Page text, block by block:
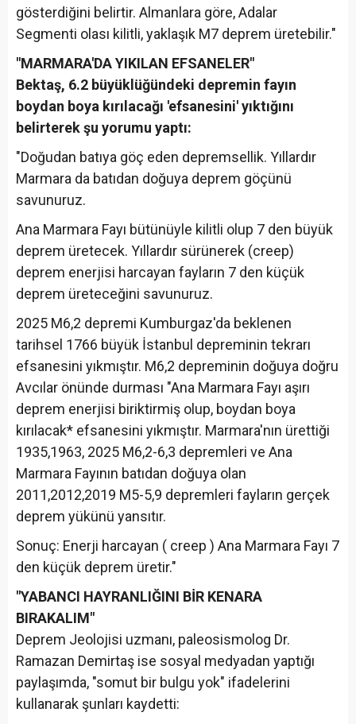
gösterdiğini belirtir. Almanlara göre, Adalar
Segmenti olası kilitli, yaklaşık M7 deprem üretebilir."
"MARMARA'DA YIKILAN EFSANELER"
Bektaş, 6.2 büyüklüğündeki depremin fayın
boydan boya kırılacağı 'efsanesini' yıktığını
belirterek şu yorumu yaptı:
"Doğudan batıya göç eden depremsellik. Yıllardır
Marmara da batıdan doğuya deprem göçünü
savunuruz.
Ana Marmara Fayı bütünüyle kilitli olup 7 den büyük
deprem üretecek. Yıllardır sürünerek (creep)
deprem enerjisi harcayan fayların 7 den küçük
deprem üreteceğini savunuruz.
2025 M6,2 depremi Kumburgaz'da beklenen
tarihsel 1766 büyük İstanbul depreminin tekrarı
efsanesini yıkmıştır. M6,2 depreminin doğuya doğru
Avcılar önünde durması "Ana Marmara Fayı aşırı
deprem enerjisi biriktirmiş olup, boydan boya
kırılacak* efsanesini yıkmıştır. Marmara'nın ürettiği
1935,1963, 2025 M6,2-6,3 depremleri ve Ana
Marmara Fayının batıdan doğuya olan
2011,2012,2019 M5-5,9 depremleri fayların gerçek
deprem yükünü yansıtır.
Sonuç: Enerji harcayan ( creep ) Ana Marmara Fayı 7
den küçük deprem üretir."
"YABANCI HAYRANLIĞINI BİR KENARA
BIRAKALIM"
Deprem Jeolojisi uzmanı, paleosismolog Dr.
Ramazan Demirtaş ise sosyal medyadan yaptığı
paylaşımda, "somut bir bulgu yok" ifadelerini
kullanarak şunları kaydetti: